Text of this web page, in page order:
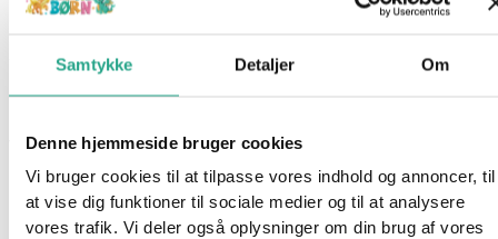
Samtykke Detaljer Om
Denne hjemmeside bruger cookies
Vi bruger cookies til at tilpasse vores indhold og annoncer, til
at vise dig funktioner til sociale medier og til at analysere
vores trafik. Vi deler også oplysninger om din brug af vores
Paw Patrol – Zuma Bamse 20 cm.
149,95kr.
Varenummer96823Kategorier Mærker
Beskrivelse
Spørg om produktet